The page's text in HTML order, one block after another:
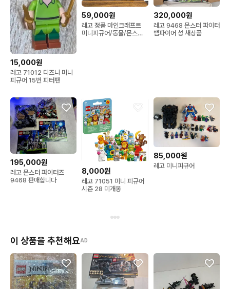
15,000원
레고 71012 디즈니 미니
피규어 15번 피터팬
59,000원
레고 정품 마인크래프트
미니피규어/동물/몬스터
320,000원
레고 9468 몬스터 파이터
뱀파이어 성 새상품
195,000원
레고 몬스터 파이터즈
9468 판매합니다
8,000원
레고 71051 미니 피규어
시즌 28 미개봉
85,000원
레고 미니피규어
이 상품을 추천해요AD